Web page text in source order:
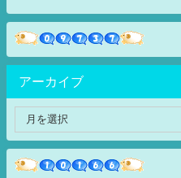
アーカイブ